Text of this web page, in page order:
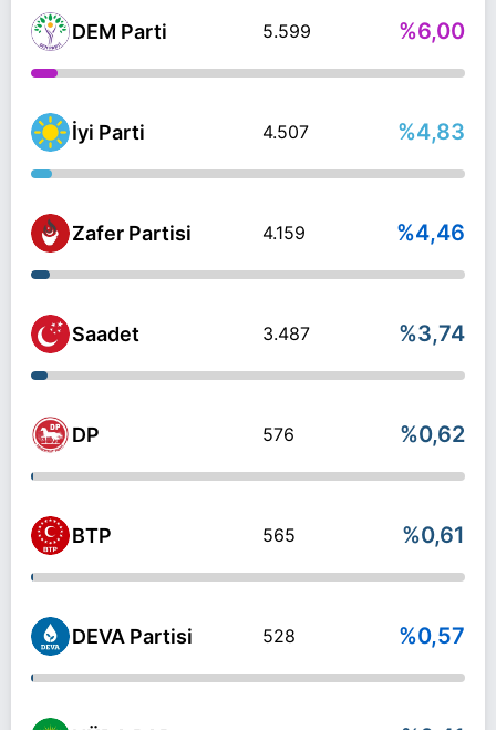
DEM Parti 5.599 %6,00
İyi Parti 4.507 %4,83
Zafer Partisi 4.159 %4,46
Saadet 3.487 %3,74
DP 576 %0,62
BTP 565 %0,61
DEVA Partisi 528 %0,57